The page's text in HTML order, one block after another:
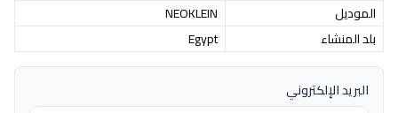
الموديل
NEOKLEIN
بلد المنشاء
Egypt
البريد الإلكتروني